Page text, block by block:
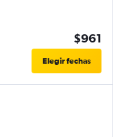
$961
Elegir fechas